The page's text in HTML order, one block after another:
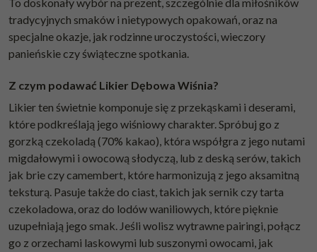
To doskonały wybór na prezent, szczególnie dla miłośników
tradycyjnych smaków i nietypowych opakowań, oraz na
specjalne okazje, jak rodzinne uroczystości, wieczory
panieńskie czy świąteczne spotkania.
Z czym podawać Likier Dębowa Wiśnia?
Likier ten świetnie komponuje się z przekąskami i deserami,
które podkreślają jego wiśniowy charakter. Spróbuj go z
gorzką czekoladą (70% kakao), która współgra z jego nutami
migdałowymi i owocową słodyczą, lub z deską serów, takich
jak brie czy camembert, które harmonizują z jego aksamitną
teksturą. Pasuje także do ciast, takich jak sernik czy tarta
czekoladowa, oraz do lodów waniliowych, które pięknie
uzupełniają jego smak. Jeśli wolisz wytrawne pairingi, połącz
go z orzechami laskowymi lub suszonymi owocami, jak